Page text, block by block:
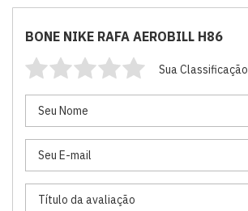
BONE NIKE RAFA AEROBILL H86
Sua Classificação